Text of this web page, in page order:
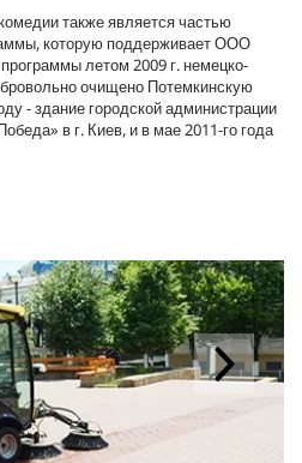
также является частью
которую поддерживает ООО
летом 2009 г. немецко-
очищено Потемкинскую
- здание городской администрации
в г. Киев, и в мае 2011-го года